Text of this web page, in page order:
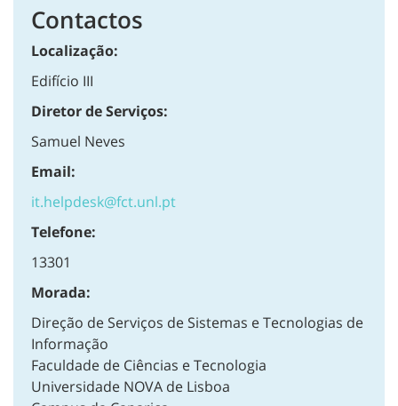
Contactos
Localização:
Edifício III
Diretor de Serviços:
Samuel Neves
Email:
it.helpdesk@fct.unl.pt
Telefone:
13301
Morada:
Direção de Serviços de Sistemas e Tecnologias de
Informação
Faculdade de Ciências e Tecnologia
Universidade NOVA de Lisboa